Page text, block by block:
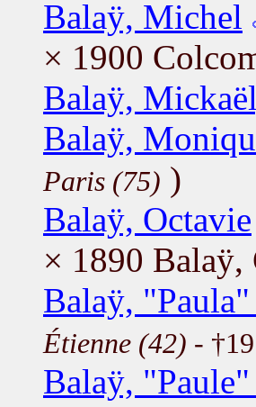
Balaÿ, Michel
× 1900
Balaÿ,
Balaÿ,
Paris (75) )
Balaÿ, Octavie
× 1890 Balaÿ,
Balaÿ,
Étienne (42) -
Balaÿ,